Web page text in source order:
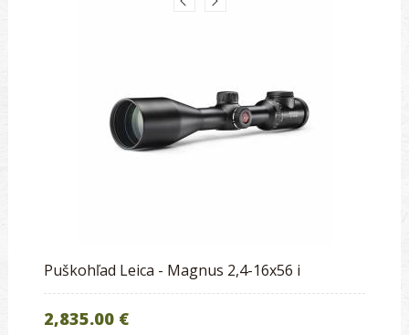
Puškohľad Leica - Magnus 2,4-16x56 i
2,835.00 €